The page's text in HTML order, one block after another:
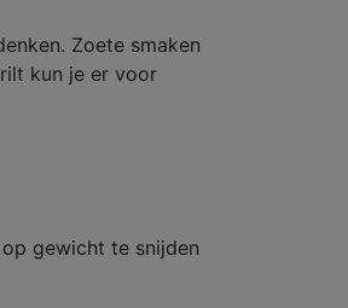
Zoete smaken
kun je er voor
gewicht te snijden